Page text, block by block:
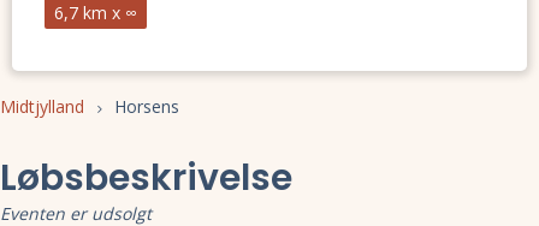
6,7 km x ∞
Midtjylland Horsens
Løbsbeskrivelse
Eventen er udsolgt